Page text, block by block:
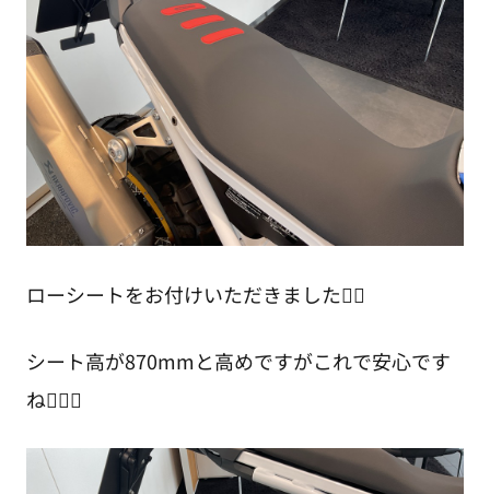
ローシートをお付けいただきました✌🏻
シート高が870mmと高めですがこれで安心です
ね🙆🏻‍♂️